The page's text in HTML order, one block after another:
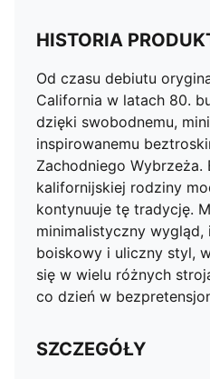
HISTORIA
Od czasu debiutu
California w latach 80.
dzięki swobodnemu,
inspirowanemu
Zachodniego Wybrzeża.
kalifornijskiej rodziny
kontynuuje tę tradycję.
minimalistyczny wygląd,
boiskowy i uliczny styl,
się w wielu różnych
co dzień w
SZCZEGÓŁY